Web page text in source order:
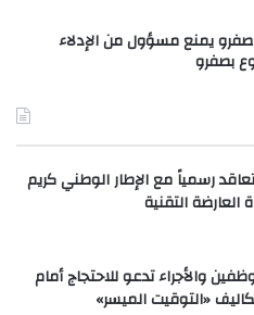
صفرو يمنع مسؤول من الإدلاء
بصفرو
رسمياً مع الإطار الوطني كريم
العارضة التقنية
والأجراء تدعو للاحتجاج أمام
«التوقيت الميسر»